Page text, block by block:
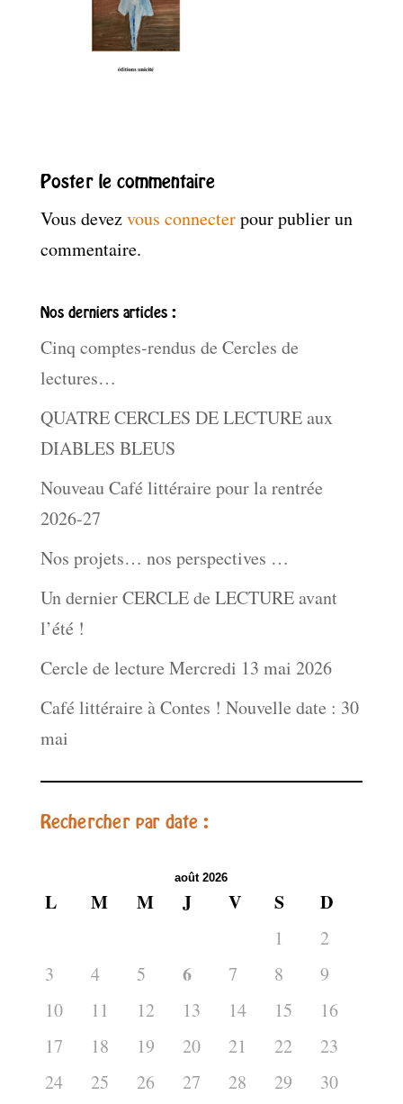
Poster le commentaire
Vous devezvous connecterpour publier un
commentaire.
Nos derniers articles :
Cinq comptes-rendus de Cercles de
lectures…
QUATRE CERCLES DE LECTURE aux
DIABLES BLEUS
Nouveau Café littéraire pour la rentrée
2026-27
Nos projets… nos perspectives …
Un dernier CERCLE de LECTURE avant
l’été !
Cercle de lecture Mercredi 13 mai 2026
Café littéraire à Contes ! Nouvelle date : 30
mai
Rechercher par date :
août 2026
L M M J V S D
1
2
3
4 5 6 7 8
9
10
11 12 13 14 15
16
17
18 19 20 21 22
23
24
25 26 27 28 29 30